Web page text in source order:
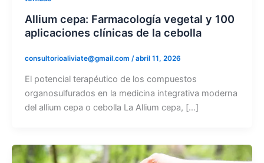
Allium cepa: Farmacología vegetal y 100
aplicaciones clínicas de la cebolla
consultorioaliviate@gmail.com /abril 11, 2026
El potencial terapéutico de los compuestos
organosulfurados en la medicina integrativa moderna
del allium cepa o cebolla La Allium cepa, […]